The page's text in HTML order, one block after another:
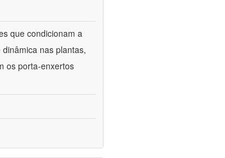
que condicionam a
nas plantas,
os porta-enxertos